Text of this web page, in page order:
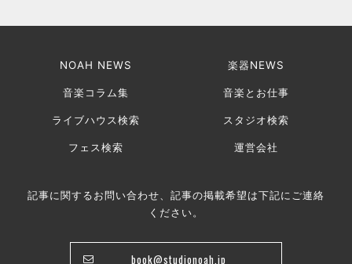
NOAH NEWS 楽器NEWS
音楽コラム集 音楽とお仕事
ライブハウス検索 スタジオ検索
フェス検索 運営会社
記事に関するお問い合わせ、記事の掲載希望は下記にご連絡
ください。
book@studionoah.jp